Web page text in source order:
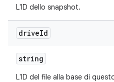
L'ID dello snapshot.
driveId
string
L'ID del file alla base di